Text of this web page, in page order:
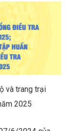
và trang trại
2025